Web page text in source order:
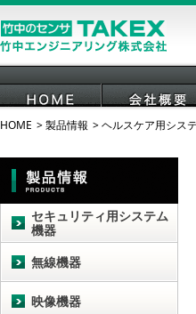
HOME 会社概要
HOME 製品情報 ヘルスケア用シス
セキュリティ用システム
機器
無線機器
映像機器